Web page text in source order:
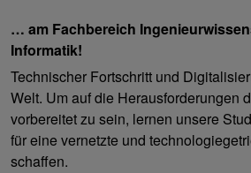
… am Fachbereich
Informatik!
Technischer Fortschritt und
Welt. Um auf die Herausforderungen
vorbereitet zu sein, lernen unsere
für eine vernetzte und
schaffen.